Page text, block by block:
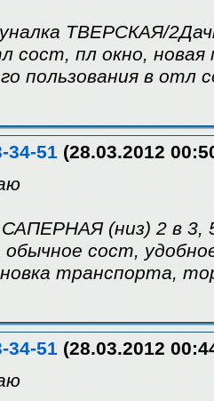
ТВЕРСКАЯ/
сост, пл окно,
пользования в отл
34-51 (28.03.2012
САПЕРНАЯ (низ) 2 в 3,
обычное сост,
транспорта,
34-51 (28.03.2012